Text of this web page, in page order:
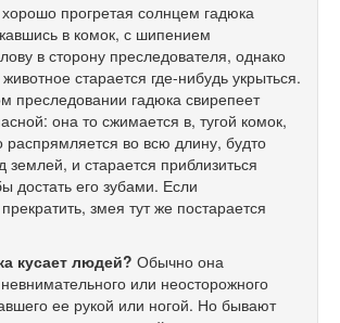
прогретая солнцем гадюка
в комок, с шипением
в сторону преследователя, однако
старается где-нибудь укрыться.
преследовании гадюка свирепеет
она то сжимается в, тугой комок,
распрямляется во всю длину, будто
землей, и старается приблизиться
достать его зубами. Если
змея тут же постарается
кусает людей? Обычно она
или неосторожного
ее рукой или ногой. Но бывают